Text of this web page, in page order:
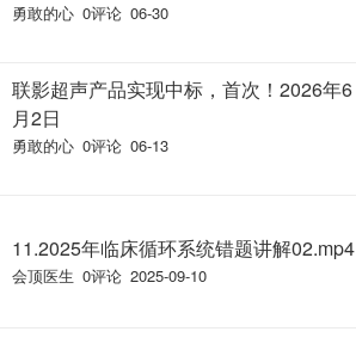
勇敢的心 0评论 06-30
联影超声产品实现中标，首次！2026年6
月2日
勇敢的心 0评论 06-13
11.2025年临床循环系统错题讲解02.mp4
会顶医生 0评论 2025-09-10